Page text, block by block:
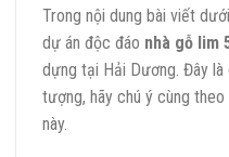
Trong nội dung bài viết
dự án độc đáo nhà gỗ lim
dựng tại Hải Dương. Đây
tượng, hãy chú ý cùng
này.